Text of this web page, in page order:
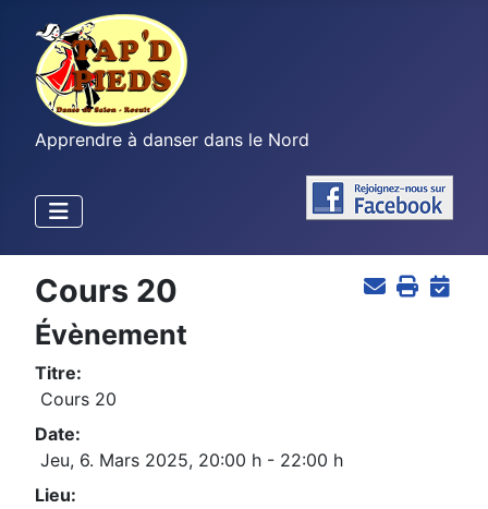
Apprendre à danser dans le Nord
Cours 20
Évènement
Titre:
Cours 20
Date:
Jeu, 6. Mars 2025, 20:00 h - 22:00 h
Lieu: